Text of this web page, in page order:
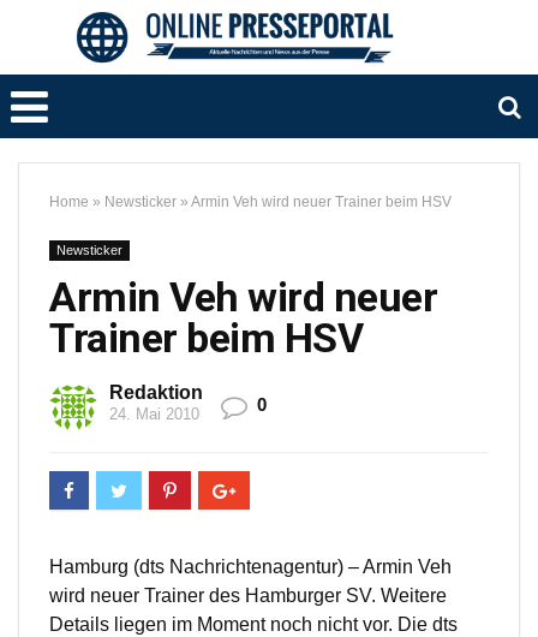
Home » Newsticker » Armin Veh wird neuer Trainer beim HSV
Newsticker
Armin Veh wird neuer
Trainer beim HSV
Redaktion
24. Mai 2010 0
Hamburg (dts Nachrichtenagentur) – Armin Veh
wird neuer Trainer des Hamburger SV. Weitere
Details liegen im Moment noch nicht vor. Die dts